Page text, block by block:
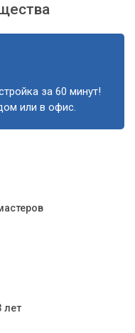
за 60 минут!
или в офис.
лет